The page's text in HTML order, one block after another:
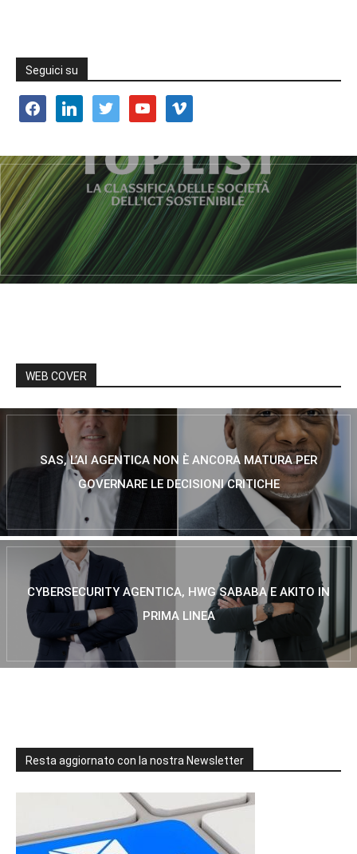
Seguici su
facebooklinkedin twitter youtube vimeo
WEB COVER
SAS, L’AI AGENTICA NON È ANCORA MATURA PER
GOVERNARE LE DECISIONI CRITICHE
CYBERSECURITY AGENTICA, HWG SABABA E AKITO IN
PRIMA LINEA
Resta aggiornato con la nostra Newsletter